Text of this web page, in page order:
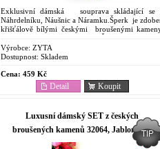
Exklusivní dámská souprava skládající se
Náhrdelníku, Náušnic a Náramku.Šperk je
křišťálově bílými českými broušenými
Výrobce: ZYTA
Dostupnost: Skladem
Cena: 459 Kč
Koupit
Detail
Luxusní dámský SET z českých
broušených kamenů 32064, Jablonecká
bižuterie